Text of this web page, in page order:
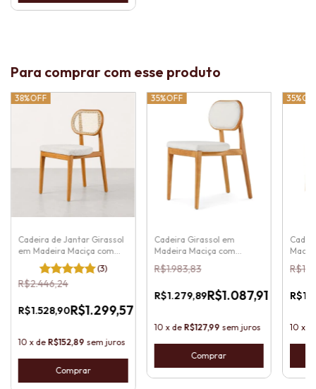
Para comprar com esse produto
38%OFF
Cadeira de Jantar Girassol
em Madeira Maciça com
Encosto em Tela Rattan
(3)
R$2.446,24
R$1.528,90R$1.299,57
10 x de R$152,89 sem juros
35%OFF
Cadeira Girassol em
Madeira Maciça com
Encosto Estofado
R$1.983,83
R$1.279,89R$1.087,91
OFF
10 x de R$127,99 sem juros
35%
10 x